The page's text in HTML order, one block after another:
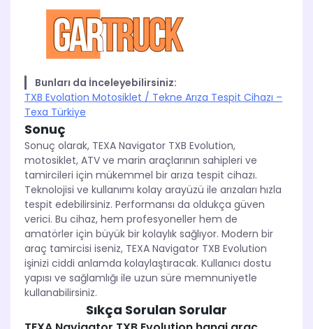
Bunları da İnceleyebilirsiniz:
TXB Evolation Motosiklet / Tekne Arıza Tespit Cihazı –
Texa Türkiye
Sonuç
Sonuç olarak, TEXA Navigator TXB Evolution,
motosiklet, ATV ve marin araçlarının sahipleri ve
tamircileri için mükemmel bir arıza tespit cihazı.
Teknolojisi ve kullanımı kolay arayüzü ile arızaları hızla
tespit edebilirsiniz. Performansı da oldukça güven
verici. Bu cihaz, hem profesyoneller hem de
amatörler için büyük bir kolaylık sağlıyor. Modern bir
araç tamircisi iseniz, TEXA Navigator TXB Evolution
işinizi ciddi anlamda kolaylaştıracak. Kullanıcı dostu
yapısı ve sağlamlığı ile uzun süre memnuniyetle
kullanabilirsiniz.
Sıkça Sorulan Sorular